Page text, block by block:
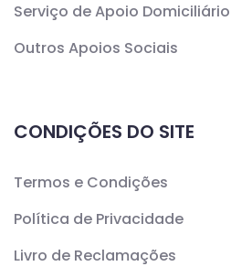
Serviço de Apoio Domiciliário
Outros Apoios Sociais
CONDIÇÕES DO SITE
Termos e Condições
Política de Privacidade
Livro de Reclamações